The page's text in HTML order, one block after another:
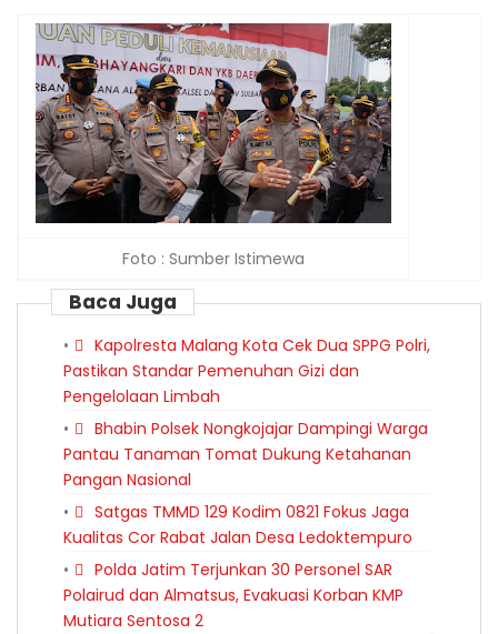
Foto : Sumber Istimewa
Baca Juga
Kapolresta Malang Kota Cek Dua SPPG Polri,
Pastikan Standar Pemenuhan Gizi dan
Pengelolaan Limbah
Bhabin Polsek Nongkojajar Dampingi Warga
Pantau Tanaman Tomat Dukung Ketahanan
Pangan Nasional
Satgas TMMD 129 Kodim 0821 Fokus Jaga
Kualitas Cor Rabat Jalan Desa Ledoktempuro
Polda Jatim Terjunkan 30 Personel SAR
Polairud dan Almatsus, Evakuasi Korban KMP
Mutiara Sentosa 2